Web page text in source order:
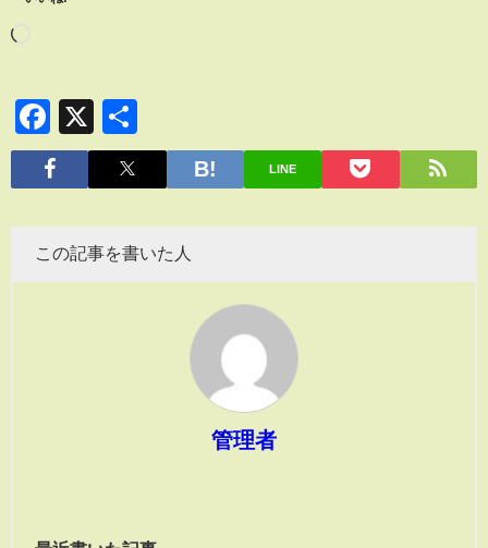
Facebook
X
有
LINE
この記事を書いた人
管理者